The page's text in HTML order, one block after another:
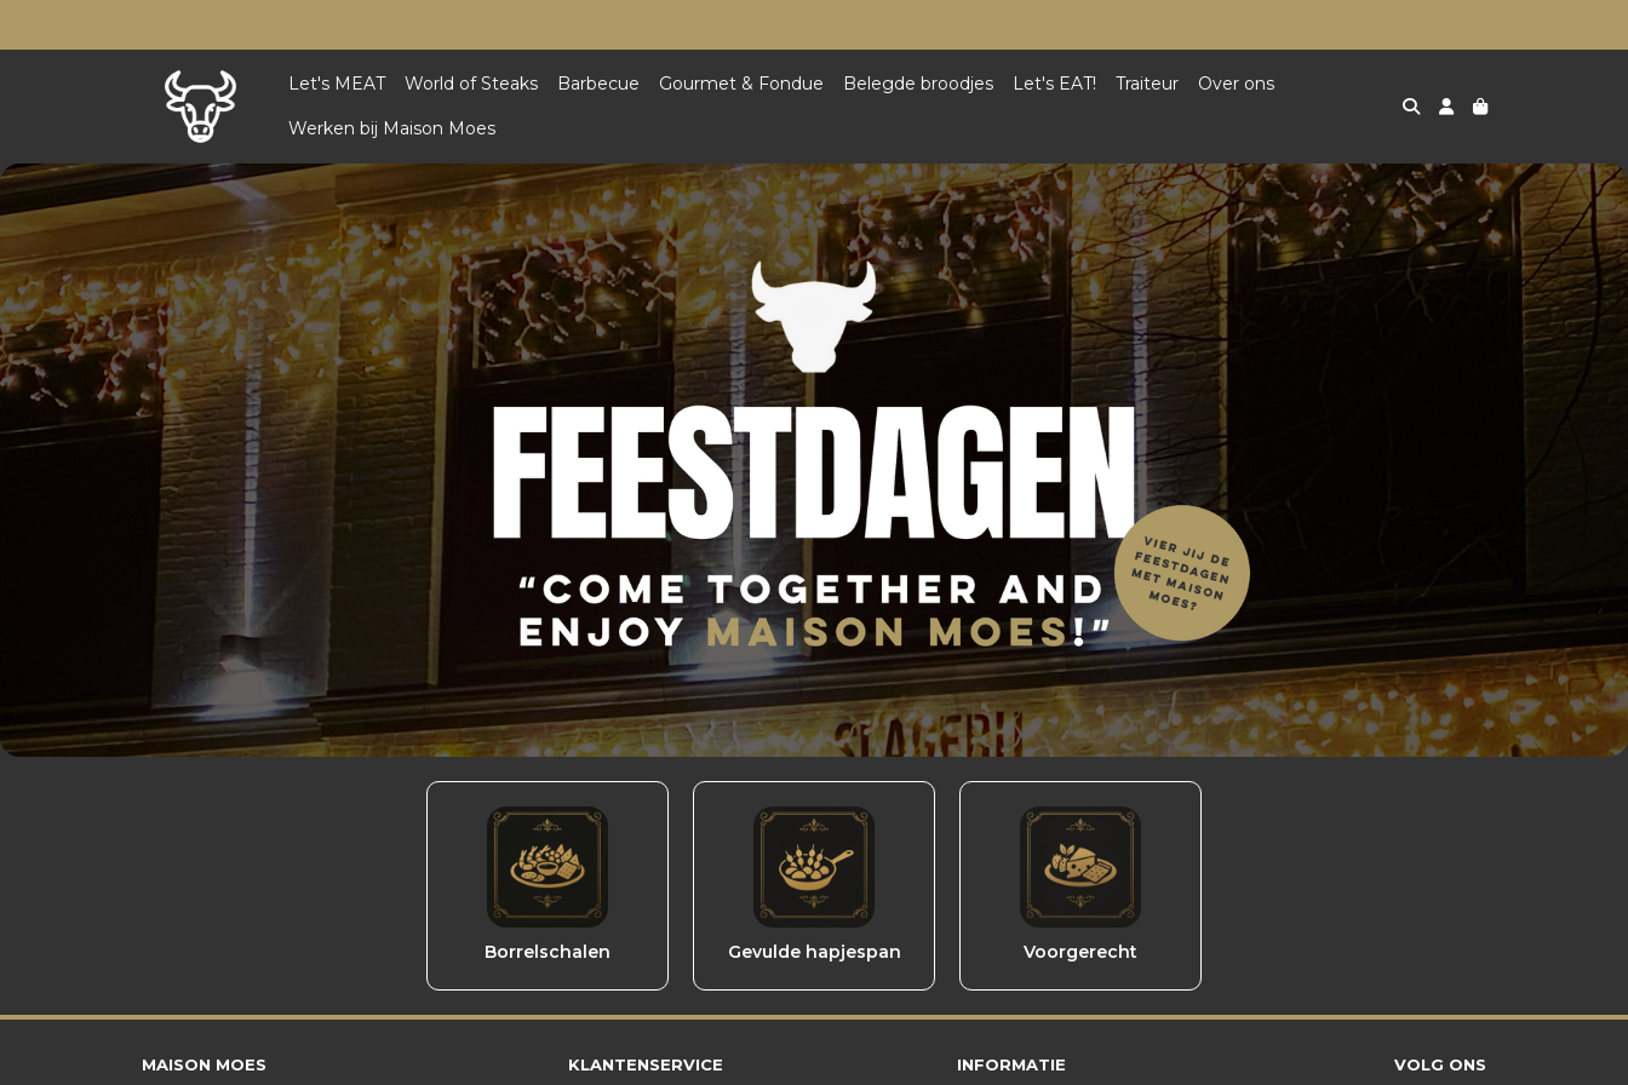
Let's MEAT World of Steaks Barbecue Gourmet & Fondue Belegde broodjes Let's EAT! Traiteur Over ons
Werken bij Maison Moes
Borrelschalen Gevulde hapjespan Voorgerecht
MAISON MOES KLANTENSERVICE INFORMATIE VOLG ONS